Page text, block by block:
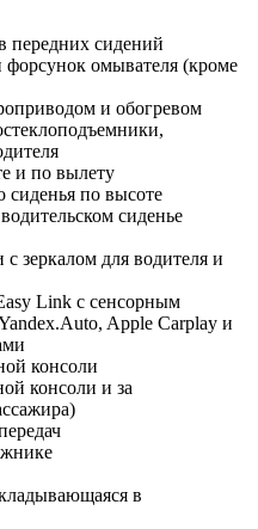
передних сидений
форсунок омывателя (кроме
и обогревом
и по вылету
сиденья по высоте
сиденье
зеркалом для водителя и
Link c сенсорным
Apple Carplay и
консоли
консоли и за
в